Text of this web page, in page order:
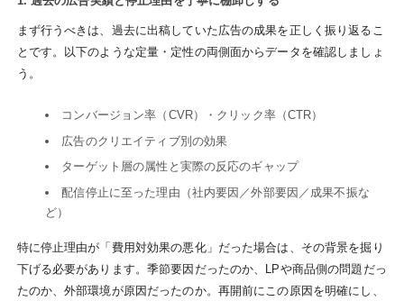
まず行うべきは、過去に出稿していた広告の成果を正しく振り返るこ
とです。以下のような定量・定性の両側面からデータを確認しましょ
う。
コンバージョン率（CVR）・クリック率（CTR）
広告のクリエイティブ別の効果
ターゲット層の属性と実際の反応のギャップ
配信停止に至った理由（社内要因／外部要因／成果不振な
ど）
特に停止理由が「費用対効果の悪化」だった場合は、その背景を掘り
下げる必要があります。季節要因だったのか、LPや商品側の問題だっ
たのか、外部環境が原因だったのか。再開前にこの原因を明確にし、